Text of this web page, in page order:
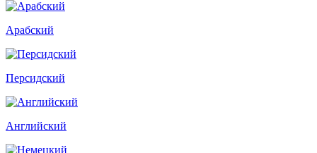
Арабский
Персидский
Английский